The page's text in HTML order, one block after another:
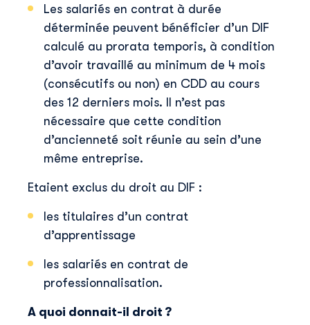
Les salariés en contrat à durée
déterminée peuvent bénéficier d’un DIF
calculé au prorata temporis, à condition
d’avoir travaillé au minimum de 4 mois
(consécutifs ou non) en CDD au cours
des 12 derniers mois. Il n’est pas
nécessaire que cette condition
d’ancienneté soit réunie au sein d’une
même entreprise.
Etaient exclus du droit au DIF :
les titulaires d’un contrat
d’apprentissage
les salariés en contrat de
professionnalisation.
A quoi donnait-il droit ?